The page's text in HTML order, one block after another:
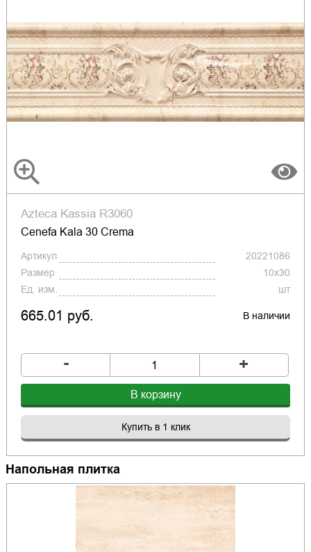
Azteca Kassia R3060
Cenefa Kala 30 Crema
Артикул
20221086
Размер
10x30
Ед. изм.
шт
665.01 руб. В наличии
- +
В корзину
Купить в 1 клик
Напольная плитка